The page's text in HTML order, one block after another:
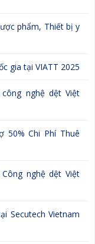
phẩm, Thiết bị y
gia tại VIATT 2025
nghệ dệt Việt
50% Chi Phí Thuê
nghệ dệt Việt
Secutech Vietnam